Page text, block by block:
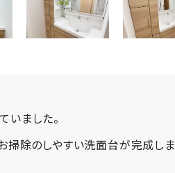
ました。
掃除のしやすい洗面台が完成しま